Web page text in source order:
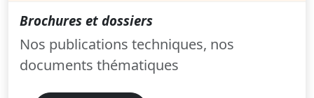
Brochures et dossiers
Nos publications techniques, nos
documents thématiques